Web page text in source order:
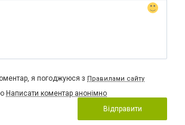
я погоджуюся з Правилами сайту
Написати коментар анонімно
Відправити